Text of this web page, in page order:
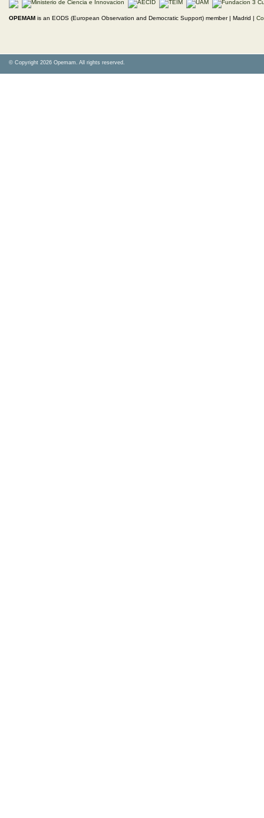
OPEMAM is an EODS (European Observation and Democratic Support) member | Madrid |
© Copyright 2026 Opemam. All rights reserved.